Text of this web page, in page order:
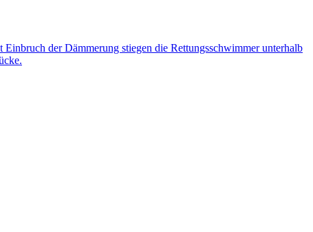
der Dämmerung stiegen die Rettungsschwimmer unterhalb